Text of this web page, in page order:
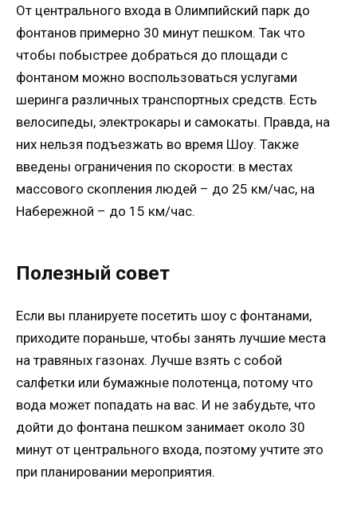
От центрального входа в Олимпийский парк до
фонтанов примерно 30 минут пешком. Так что
чтобы побыстрее добраться до площади с
фонтаном можно воспользоваться услугами
шеринга различных транспортных средств. Есть
велосипеды, электрокары и самокаты. Правда, на
них нельзя подъезжать во время Шоу. Также
введены ограничения по скорости: в местах
массового скопления людей – до 25 км/час, на
Набережной – до 15 км/час.
Полезный совет
Если вы планируете посетить шоу с фонтанами,
приходите пораньше, чтобы занять лучшие места
на травяных газонах. Лучше взять с собой
салфетки или бумажные полотенца, потому что
вода может попадать на вас. И не забудьте, что
дойти до фонтана пешком занимает около 30
минут от центрального входа, поэтому учтите это
при планировании мероприятия.